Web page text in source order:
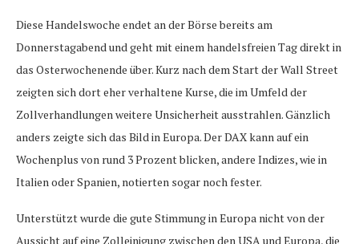
Diese Handelswoche endet an der Börse bereits am
Donnerstagabend und geht mit einem handelsfreien Tag direkt in
das Osterwochenende über. Kurz nach dem Start der Wall Street
zeigten sich dort eher verhaltene Kurse, die im Umfeld der
Zollverhandlungen weitere Unsicherheit ausstrahlen. Gänzlich
anders zeigte sich das Bild in Europa. Der DAX kann auf ein
Wochenplus von rund 3 Prozent blicken, andere Indizes, wie in
Italien oder Spanien, notierten sogar noch fester.
Unterstützt wurde die gute Stimmung in Europa nicht von der
Aussicht auf eine Zolleinigung zwischen den USA und Europa, die